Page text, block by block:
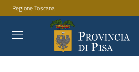
Vai al contenuto
Vai alla navigazione
Vai al footer
Regione Toscana